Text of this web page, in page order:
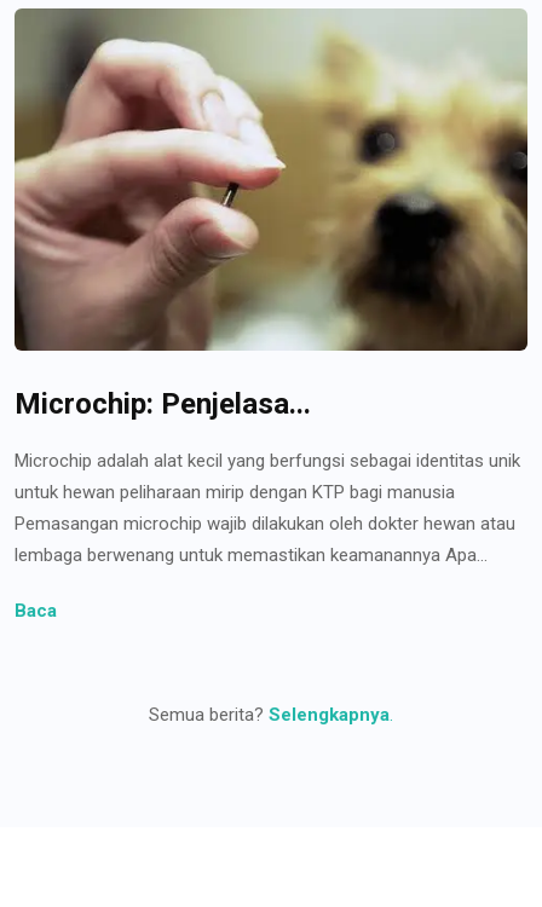
Microchip: Penjelasa...
Microchip adalah alat kecil yang berfungsi sebagai identitas unik
untuk hewan peliharaan mirip dengan KTP bagi manusia
Pemasangan microchip wajib dilakukan oleh dokter hewan atau
lembaga berwenang untuk memastikan keamanannya Apa...
Baca
Semua berita? Selengkapnya.